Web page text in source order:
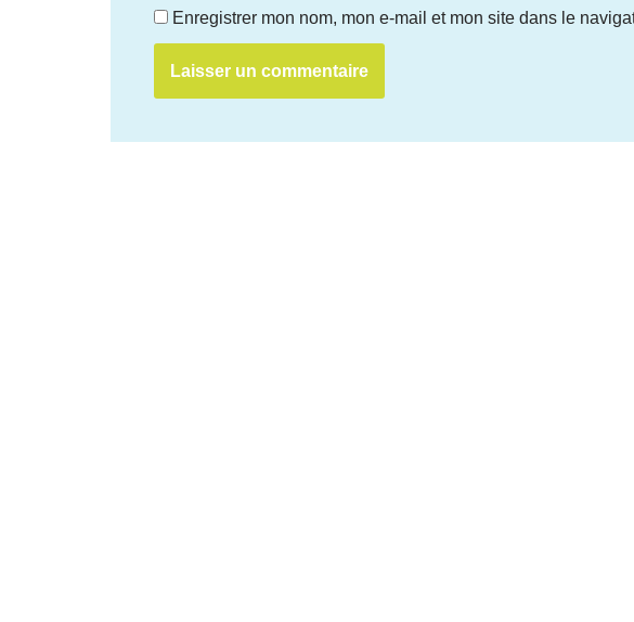
Enregistrer mon nom, mon e-mail et mon site dans le